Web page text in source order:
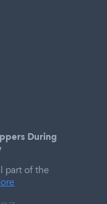
During
part of the